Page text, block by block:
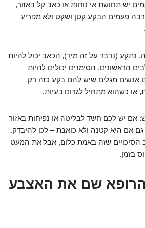
יש תחושת אי נוחות או כאב קל באזור,
פעמים הבקע קטן ושקט ולא מפריע
נתקע (נדבר על זה מיד), הכאב יכול להיות
הראשונים, הסימנים יכולים להיות
אנשים מגלים שיש להם בקע כזה רק
או כשהוא מתחיל לגרום בעיות.
אם יש לכם חשד לבליטה או נפיחות באזור
אם היא קטנה ולא כואבת – לכו להיבדק.
הסיכויים שזה באמת כלום, אבל את המעט
בזמן.
הרופא שם את האצבע